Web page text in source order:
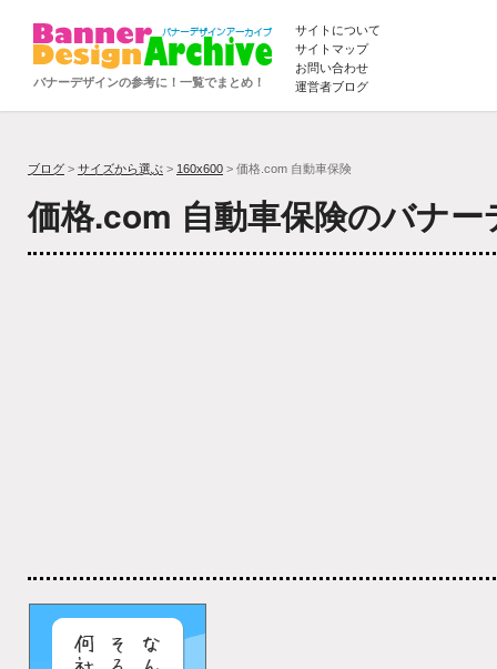
バナーデザインの参考に！一覧でまとめ！
サイトについて
サイトマップ
お問い合わせ
運営者ブログ
ブログ > サイズから選ぶ > 160x600 > 価格.com 自動車保険
価格.com 自動車保険のバナー